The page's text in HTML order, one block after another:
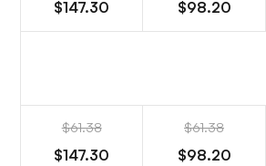
$98.20
$147.30
$61.38
$98.20
$61.38
$147.30